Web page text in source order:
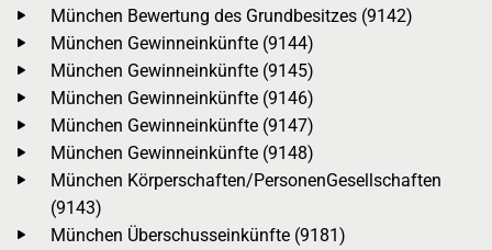
München Bewertung des Grundbesitzes (9142)
München Gewinneinkünfte (9144)
München Gewinneinkünfte (9145)
München Gewinneinkünfte (9146)
München Gewinneinkünfte (9147)
München Gewinneinkünfte (9148)
München Körperschaften/PersonenGesellschaften
(9143)
München Überschusseinkünfte (9181)